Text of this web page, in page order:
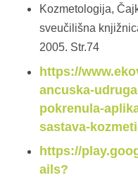
Kozmetologija,
sveučilišna
2005. Str.74
https://
ancuska-
pokrenula-
sastava-
https://
ails?